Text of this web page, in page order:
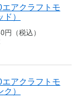
アクラフトモ
ド）
円（税込）
アクラフトモ
ク）